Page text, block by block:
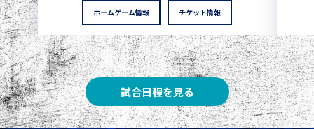
ホームゲーム情報 チケット情報
試合日程を見る